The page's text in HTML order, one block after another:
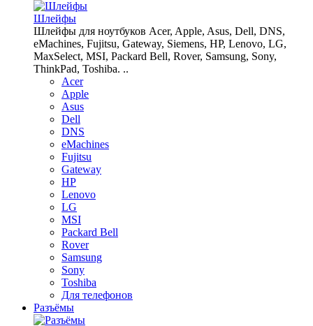
Шлейфы
Шлейфы для ноутбуков Acer, Apple, Asus, Dell, DNS,
eMachines, Fujitsu, Gateway, Siemens, HP, Lenovo, LG,
MaxSelect, MSI, Packard Bell, Rover, Samsung, Sony,
ThinkPad, Toshiba. ..
Acer
Apple
Asus
Dell
DNS
eMachines
Fujitsu
Gateway
HP
Lenovo
LG
MSI
Packard Bell
Rover
Samsung
Sony
Toshiba
Для телефонов
Разъёмы